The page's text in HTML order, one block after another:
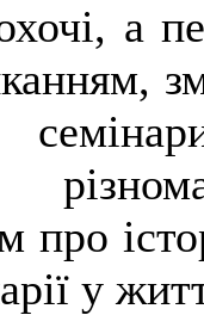
а
про
у